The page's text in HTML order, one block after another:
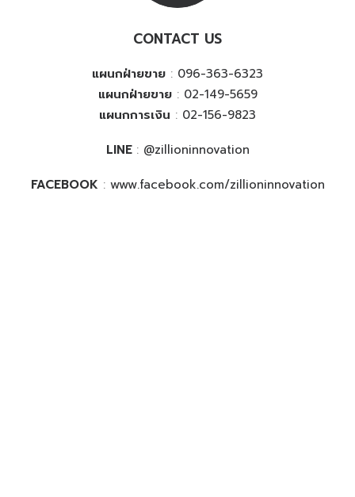
CONTACT US
แผนกฝ่ายขาย : 096-363-6323
แผนกฝ่ายขาย: 02-149-5659
แผนกการเงิน : 02-156-9823
LINE : @zillioninnovation
FACEBOOK : www.facebook.com/zillioninnovation